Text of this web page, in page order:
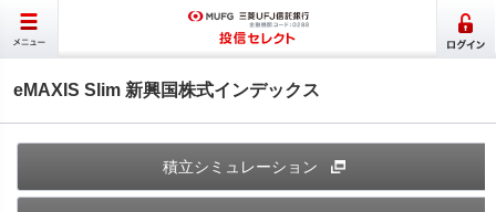
eMAXIS Slim 新興国株式インデックス